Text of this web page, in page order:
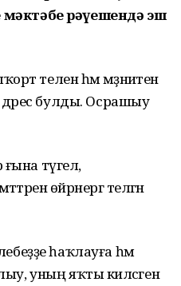
рәүешендә эш
телен һәм мәҙәниәтен
дәрес булды. Осрашыу
ғына түгел,
өйрәнергә теләгән
һаҡлауға һәм
уның яҡты киләсәгенә